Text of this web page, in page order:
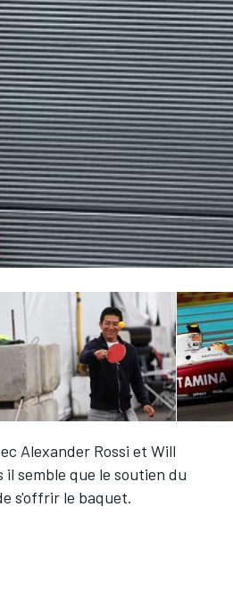
Alexander Rossi et Will
semble que le soutien du
s'offrir le baquet.